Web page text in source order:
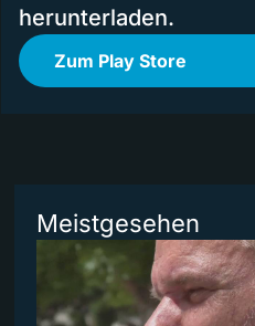
herunterladen.
Zum Play Store
Meistgesehen